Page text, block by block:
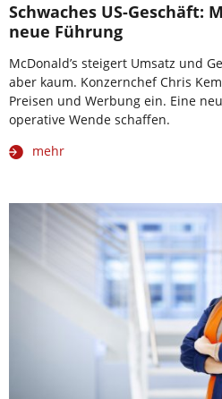
Schwaches US-Geschäft:
neue Führung
McDonald’s steigert Umsatz und
aber kaum. Konzernchef Chris
Preisen und Werbung ein. Eine
operative Wende schaffen.
mehr